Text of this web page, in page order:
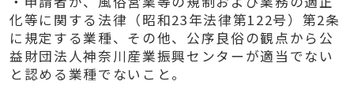
化等に関する法律（昭和23年法律第122号）第2条
に規定する業種、その他、公序良俗の観点から公
益財団法人神奈川産業振興センターが適当でない
と認める業種でないこと。